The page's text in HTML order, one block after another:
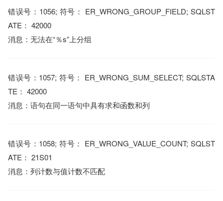
错误号：1056; 符号： ER_WRONG_GROUP_FIELD; SQLST
ATE： 42000
消息：无法在“％s”上分组
错误号：1057; 符号： ER_WRONG_SUM_SELECT; SQLSTA
TE： 42000
消息：语句在同一语句中具有求和函数和列
错误号：1058; 符号： ER_WRONG_VALUE_COUNT; SQLST
ATE： 21S01
消息：列计数与值计数不匹配